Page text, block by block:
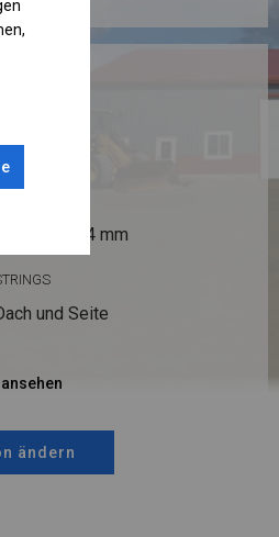
fi 54 mm
und Seite
ändern